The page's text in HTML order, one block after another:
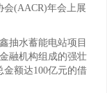
会(AACR)年会上展
水蓄能电站项目
融机构组成的强壮
额达100亿元的借